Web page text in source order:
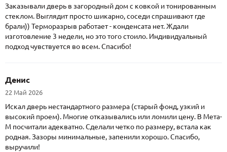
Заказывали дверь в загородный дом с ковкой и тонированным
стеклом. Выглядит просто шикарно, соседи спрашивают где
брали)) Терморазрыв работает - конденсата нет. Ждали
изготовление 3 недели, но это того стоило. Индивидуальный
подход чувствуется во всем. Спасибо!
Денис
22 Май 2026
Искал дверь нестандартного размера (старый фонд, узкий и
высокий проем). Многие отказывались или ломили цену. В Мета-
М посчитали адекватно. Сделали четко по размеру, встала как
родная. Зазоры минимальные, запенили хорошо. Спасибо,
выручили!